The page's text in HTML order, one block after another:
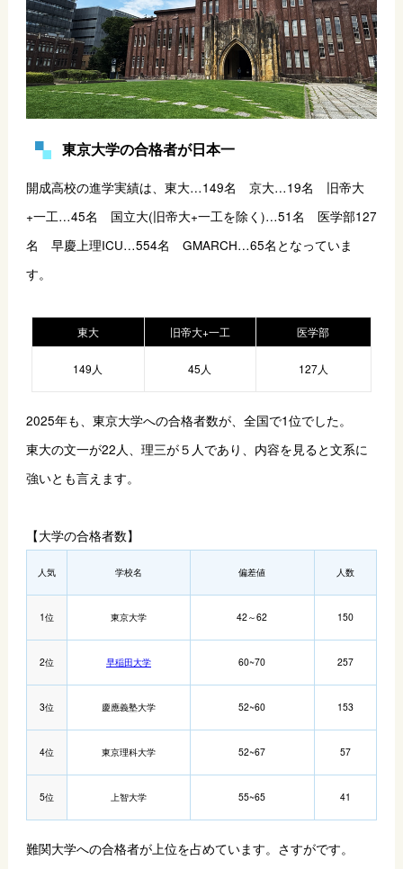
東京大学の合格者が日本一
開成高校の進学実績は、東大…149名　京大…19名　旧帝大
+一工…45名　国立大(旧帝大+一工を除く)…51名　医学部127
名　早慶上理ICU…554名　GMARCH…65名となっていま
す。
東大 旧帝大+一工 医学部
149人 45人 127人
2025年も、東京大学への合格者数が、全国で1位でした。
東大の文一が22人、理三が５人であり、内容を見ると文系に
強いとも言えます。
【大学の合格者数】
人気 学校名 偏差値 人数
1位 東京大学 42～62 150
2位 早稲田大学 60~70 257
3位 慶應義塾大学 52~60 153
4位 東京理科大学 52~67 57
5位 上智大学 55~65 41
難関大学への合格者が上位を占めています。さすがです。